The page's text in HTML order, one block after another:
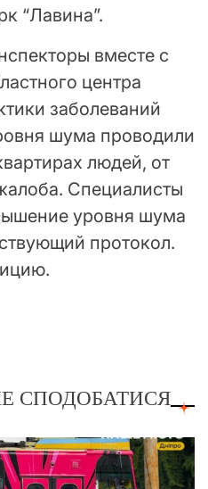
“Лавина”.
вместе с
центра
заболеваний
шума проводили
людей, от
Специалисты
уровня шума
протокол.
СПОДОБАТИСЯ